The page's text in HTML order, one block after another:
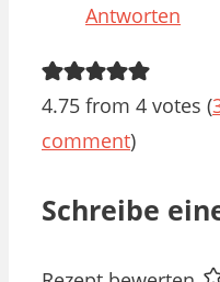
Antworten
4.75 from 4 votes (
comment)
Schreibe